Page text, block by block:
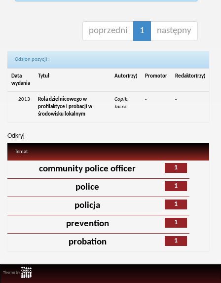
poprzedni 1 następny
Odsłon pozycji:
Data
wydania
Tytuł Autor(rzy) Promotor Redaktor(rzy)
2013
Rola dzielnicowego w
profilaktyce i probacji w
środowisku lokalnym
Copik,
Jacek
- -
Odkryj
Temat
1
community police officer
1
police
1
policja
1
prevention
1
probation
Theme by